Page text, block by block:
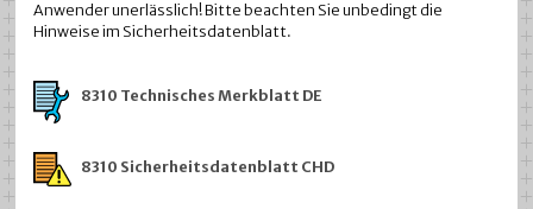
Anwender unerlässlich! Bitte beachten Sie unbedingt die
Hinweise im Sicherheitsdatenblatt.
8310 Technisches Merkblatt DE
8310 Sicherheitsdatenblatt CHD